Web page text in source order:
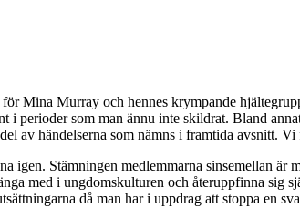
Mina Murray och hennes krympande
i perioder som man ännu inte skildrat. Bland
av händelserna som nämns i framtida avsnitt. Vi
Stämningen medlemmarna sinsemellan
med i ungdomskulturen och återuppfinna
då man har i uppdrag att stoppa en